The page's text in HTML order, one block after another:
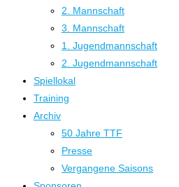
2. Mannschaft
3. Mannschaft
1. Jugendmannschaft
2. Jugendmannschaft
Spiellokal
Training
Archiv
50 Jahre TTF
Presse
Vergangene Saisons